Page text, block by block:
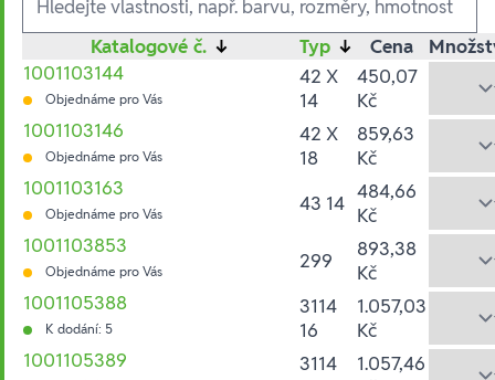
Katalogové č. ↓ Typ ↓ Cena
1001103144
Objednáme pro Vás
42 X
14
450,07
Kč
1001103146
Objednáme pro Vás
42 X
18
859,63
Kč
1001103163
Objednáme pro Vás 43 14 484,66
Kč
1001103853
Objednáme pro Vás 299
893,38
Kč
1001105388
K dodání: 5
3114
16
1.057,03
Kč
1001105389
3114
1.057,46